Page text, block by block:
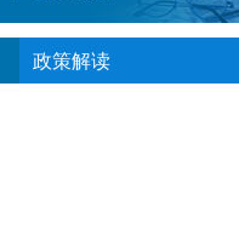
政策解读